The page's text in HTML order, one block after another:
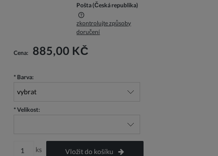
Pošta(Česká republika)
Cena nezahrnuje případné náklady na platbu
zkontrolujte způsoby
doručení
Cena: 885,00 KČ
* Barva:
* Velikost:
ks
Vložit do košíku